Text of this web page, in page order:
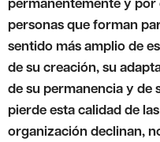
personas que forman
sentido más amplio de
de su creación, su
de su permanencia y de
pierde esta calidad de
organización declinan,